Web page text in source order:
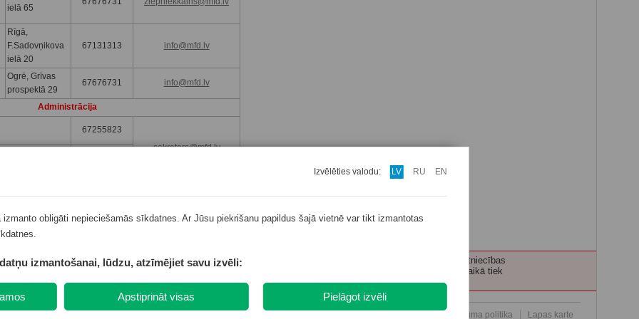
ielā 65
Rīgā,
F.Sadovņikova
ielā 20
67131313 info@mfd.lv
Ogrē, Grīvas
prospektā 29
67676731 info@mfd.lv
Administrācija
67255823
sekretars@mfd.lv
16.panta otro daļu, SIA “Dziedniecība” nodarbinātām Ukrainas ārstniecības personām tiek nodrošināta ārstniecības
saziņa, proti – pēc pacienta pieprasījuma, kā arī vienojoties ar pacientu, pakalpojuma saņemšanas laikā tiek
nodrošināta ārstniecības persona, kura var nodrošināt saziņu valsts valodā.
Lapas karte
MFD Privātuma politika
Izvēlēties valodu: LV RU EN
obligāti nepieciešamās sīkdatnes. Ar Jūsu piekrišanu papildus šajā vietnē var tikt izmantotas
izmantošanai, lūdzu, atzīmējiet savu izvēli:
Apstiprināt visas Pielāgot izvēli